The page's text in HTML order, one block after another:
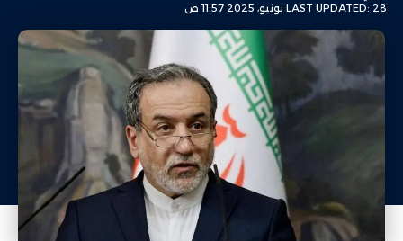
LAST UPDATED: 28 يونيو، 2025 11:57 ص